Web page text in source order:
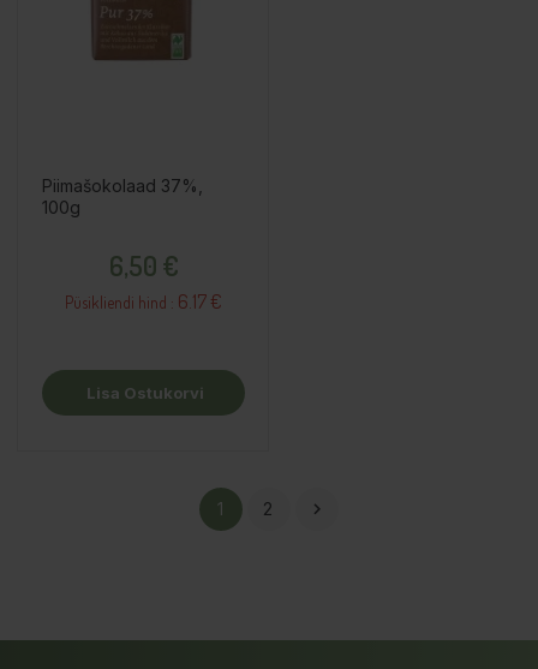
Piimašokolaad 37%,
100g
6,50 €
Püsikliendi hind : 6.17 €
Lisa Ostukorvi
1 2 